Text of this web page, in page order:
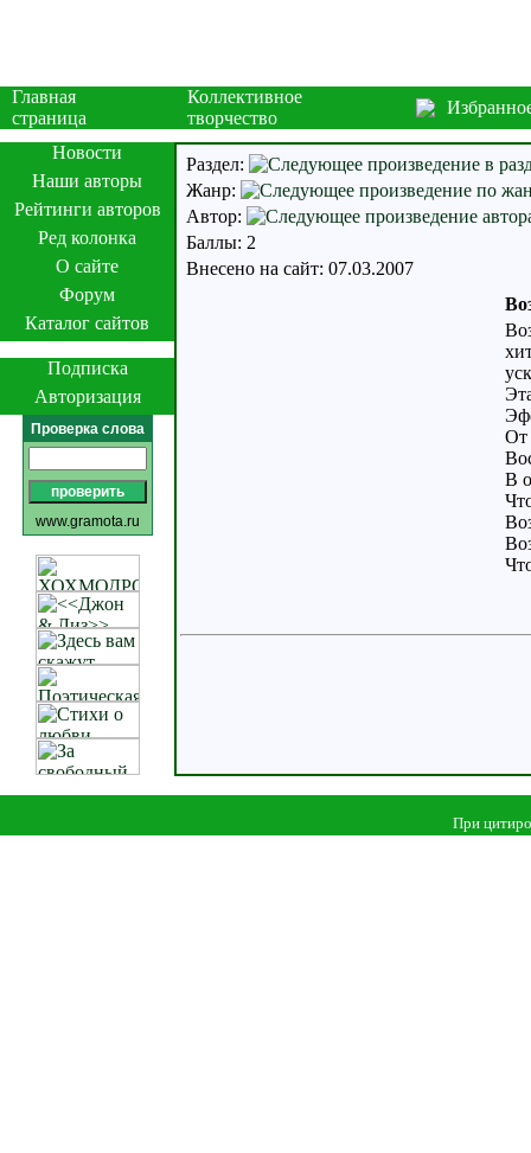
Главная
страница
Коллективное
творчество
Новости
Наши авторы
Рейтинги авторов
Ред колонка
О сайте
Форум
Каталог сайтов
Подписка
Авторизация
Проверка слова
www.gramota.ru
Раздел:
Жанр:
Автор:
Баллы: 2
Внесено на сайт: 07.03.2007
От
В
При